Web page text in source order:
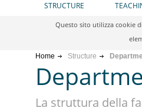
STRUCTURE
Questo sito utilizza cookie
Home Structure
La struttura della